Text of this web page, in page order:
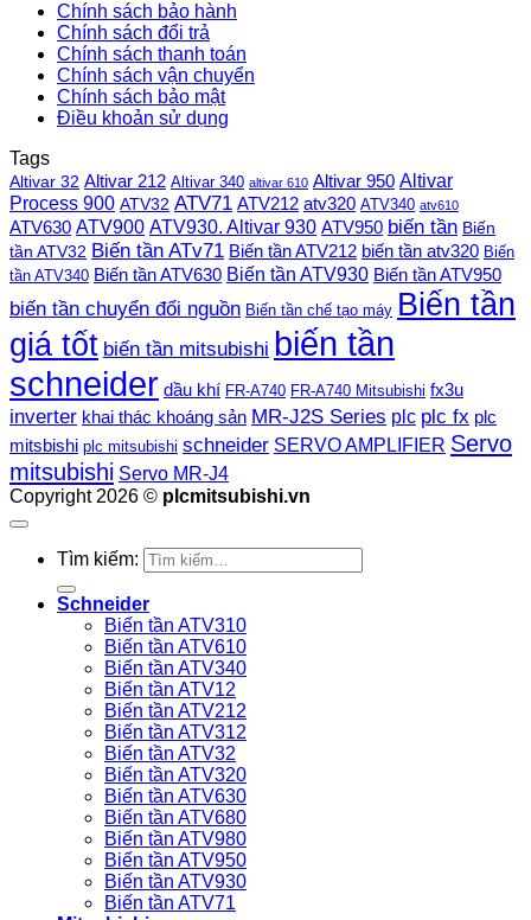
Chính sách bảo hành
Chính sách đổi trả
Chính sách thanh toán
Chính sách vận chuyển
Chính sách bảo mật
Điều khoản sử dụng
Tags
Altivar 32 Altivar 212 Altivar 340 altivar 610 Altivar 950 Altivar
Process 900 ATV32 ATV71 ATV212 atv320 ATV340 atv610
ATV630 ATV900 ATV930. Altivar 930 ATV950 biến tần Biến
tần ATV32 Biến tần ATv71 Biến tần ATV212 biến tần atv320 Biến
tần ATV340 Biến tần ATV630 Biến tần ATV930 Biến tần ATV950
biến tần chuyển đổi nguồn Biến tần chế tạo máy Biến tần
giá tốt biến tần mitsubishi biến tần
schneider dầu khí FR-A740 FR-A740 Mitsubishi fx3u
inverter khai thác khoáng sản MR-J2S Series plc plc fx plc
mitsbishi plc mitsubishi schneider SERVO AMPLIFIER Servo
mitsubishi Servo MR-J4
Copyright 2026 © plcmitsubishi.vn
Tìm kiếm:
Schneider
Biến tần ATV310
Biến tần ATV610
Biến tần ATV340
Biến tần ATV12
Biến tần ATV212
Biến tần ATV312
Biến tần ATV32
Biến tần ATV320
Biến tần ATV630
Biến tần ATV680
Biến tần ATV980
Biến tần ATV950
Biến tần ATV930
Biến tần ATV71